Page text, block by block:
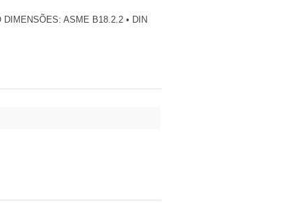
ASME B18.2.2 • DIN